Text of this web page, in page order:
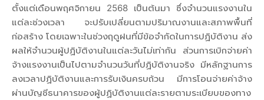
ตั้งแต่เดือนพฤศจิกายน 2568 เป็นต้นมา ซึ่งจำนวนแรงงานใน
แต่ละช่วงเวลา จะปรับเปลี่ยนตามปริมาณงานและสภาพพื้นที่
ก่อสร้าง โดยเฉพาะในช่วงฤดูฝนที่มีข้อจำกัดในการปฏิบัติงาน ส่ง
ผลให้จำนวนผู้ปฏิบัติงานในแต่ละวันไม่เท่ากัน ส่วนการเบิกจ่ายค่า
จ้างแรงงานเป็นไปตามจำนวนวันที่ปฏิบัติงานจริง มีหลักฐานการ
ลงเวลาปฏิบัติงานและการรับเงินครบถ้วน มีการโอนจ่ายค่าจ้าง
ผ่านบัญชีธนาคารของผู้ปฏิบัติงานแต่ละรายตามระเบียบของทาง